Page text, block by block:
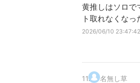
黄推しはソロで
ト取れなくな
2026/06/10 23:47:42
11. 名無し草